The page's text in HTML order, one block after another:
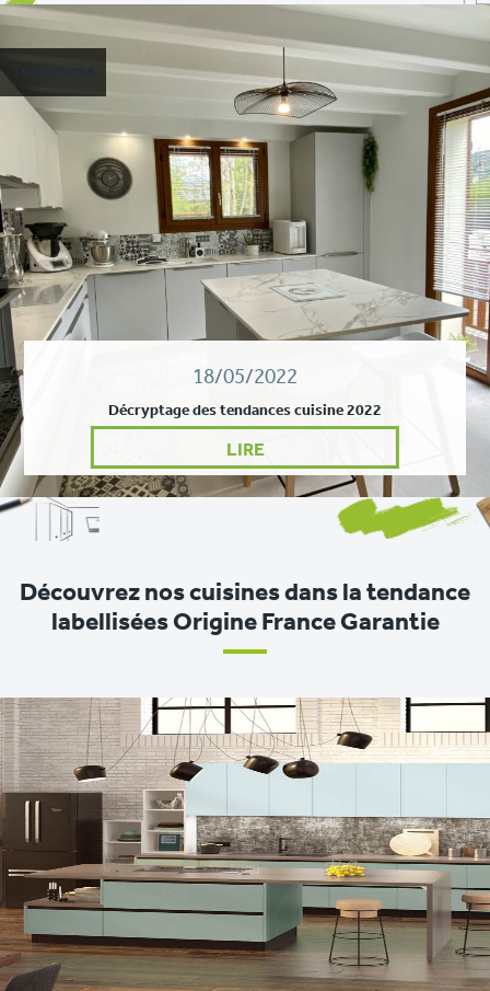
18/05/2022
Décryptage des tendances cuisine 2022
LIRE
Découvrez nos cuisines dans la tendance
labellisées Origine France Garantie
< >